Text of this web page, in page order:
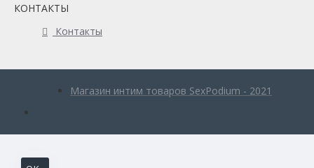
КОНТАКТЫ
Контакты
Магазин интим товаров SexPodium - 2021